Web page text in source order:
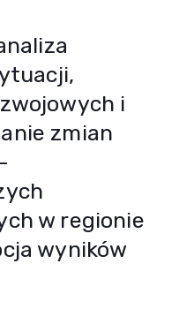
i
zmian
w regionie
wyników